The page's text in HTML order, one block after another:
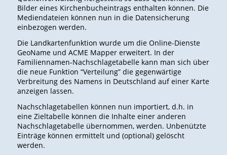
Bilder eines Kirchenbucheintrags enthalten können. Die
Mediendateien können nun in die Datensicherung
einbezogen werden.
Die Landkartenfunktion wurde um die Online-Dienste
GeoName und ACME Mapper erweitert. In der
Familiennamen-Nachschlagetabelle kann man sich über
die neue Funktion “Verteilung” die gegenwärtige
Verbreitung des Namens in Deutschland auf einer Karte
anzeigen lassen.
Nachschlagetabellen können nun importiert, d.h. in
eine Zieltabelle können die Inhalte einer anderen
Nachschlagetabelle übernommen, werden. Unbenützte
Einträge können ermittelt und (optional) gelöscht
werden.